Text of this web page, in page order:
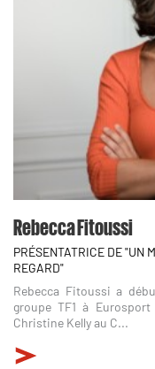
Rebecca Fitoussi
PRÉSENTATRICE DE "UN
REGARD"
Rebecca Fitoussi a
groupe TF1 à
Christine Kelly au C...